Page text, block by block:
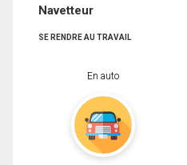
Navetteur
SE RENDRE AU TRAVAIL
En auto